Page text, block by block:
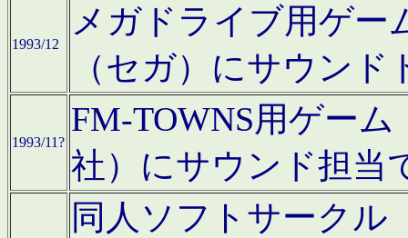
1993/12
メガドライブ用ゲー
（セガ）にサウン
1993/11?
FM-TOWNS用ゲー
社）にサウンド担当
同人ソフトサークル